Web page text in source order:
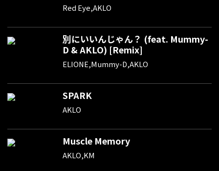
Red Eye,AKLO
別にいいんじゃん？ (feat. Mummy-
D & AKLO) [Remix]
ELIONE,Mummy-D,AKLO
SPARK
AKLO
Muscle Memory
AKLO,KM